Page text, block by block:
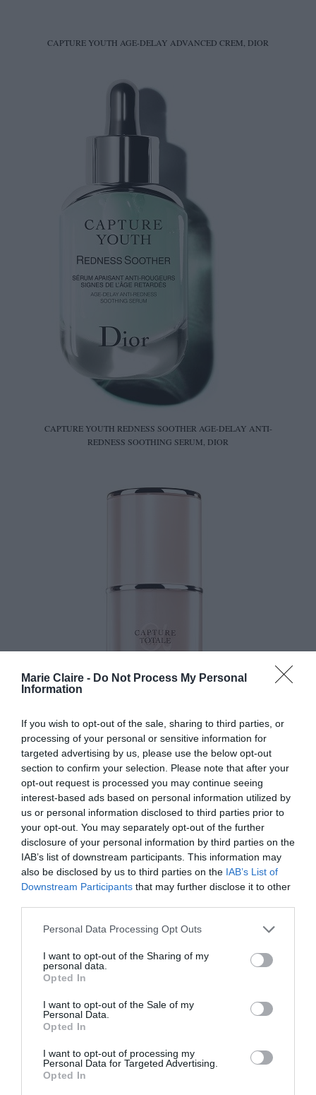
Marie Claire - Do Not Process My Personal
Information
If you wish to opt-out of the sale, sharing to third parties, or
processing of your personal or sensitive information for
targeted advertising by us, please use the below opt-out
section to confirm your selection. Please note that after your
opt-out request is processed you may continue seeing
interest-based ads based on personal information utilized by
us or personal information disclosed to third parties prior to
your opt-out. You may separately opt-out of the further
disclosure of your personal information by third parties on the
IAB’s list of downstream participants. This information may
also be disclosed by us to third parties on the IAB’s List of
Downstream Participants that may further disclose it to other
Personal Data Processing Opt Outs
I want to opt-out of the Sharing of my
personal data.
Opted In
I want to opt-out of the Sale of my
Personal Data.
Opted In
I want to opt-out of processing my
Personal Data for Targeted Advertising.
Opted In
CAPTURE YOUTH AGE-DELAY ADVANCED CREM, DIOR
CAPTURE YOUTH REDNESS SOOTHER AGE-DELAY ANTI-
REDNESS SOOTHING SERUM, DIOR
CAPTURE DREAMSKIN, DIOR